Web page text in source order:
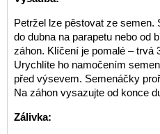
Petržel lze pěstovat ze semen.
do dubna na parapetu nebo od
záhon. Klíčení je pomalé – trvá
Urychlíte ho namočením
před výsevem. Semenáčky
Na záhon vysazujte od konce
Zálivka: